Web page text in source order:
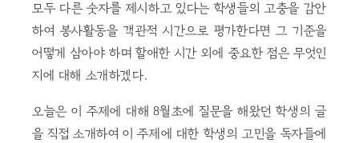
모두 다른 숫자를 제시하고 있다는 학생들의 고충을 감안
하여 봉사활동을 객관적 시간으로 평가한다면 그 기준을
어떻게 삼아야 하며 할애한 시간 외에 중요한 점은 무엇인
지에 대해 소개하겠다.
오늘은 이 주제에 대해 8월초에 질문을 해왔던 학생의 글
을 직접 소개하여 이 주제에 대한 학생의 고민을 독자들에